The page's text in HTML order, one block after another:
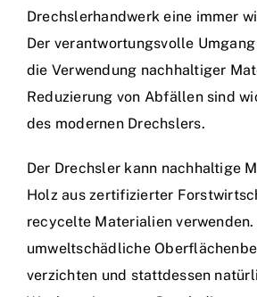
Drechslerhandwerk eine immer
Der verantwortungsvolle
die Verwendung nachhaltiger
Reduzierung von Abfällen sind
des modernen Drechslers.
Der Drechsler kann nachhaltige
Holz aus zertifizierter
recycelte Materialien verwenden.
umweltschädliche
verzichten und stattdessen